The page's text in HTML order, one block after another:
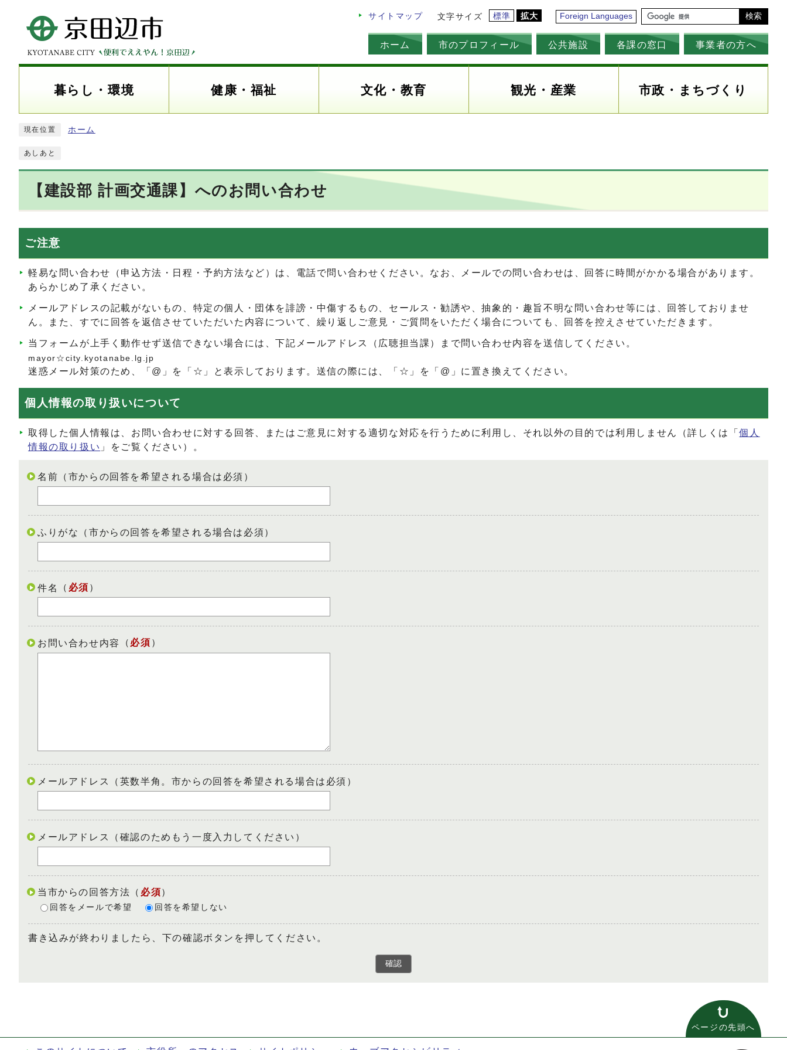
サイトマップ 文字サイズ 標準 拡大 Foreign Languages 検索
ホーム 市のプロフィール 公共施設 各課の窓口 事業者の方へ
暮らし・環境 健康・福祉 文化・教育 観光・産業 市政・まちづくり
現在位置 ホーム
あしあと
【建設部 計画交通課】へのお問い合わせ
ご注意
軽易な問い合わせ（申込方法・日程・予約方法など）は、電話で問い合わせください。なお、メールでの問い合わせは、回答に時間がかかる場合があります。
あらかじめ了承ください。
メールアドレスの記載がないもの、特定の個人・団体を誹謗・中傷するもの、セールス・勧誘や、抽象的・趣旨不明な問い合わせ等には、回答しておりませ
ん。また、すでに回答を返信させていただいた内容について、繰り返しご意見・ご質問をいただく場合についても、回答を控えさせていただきます。
当フォームが上手く動作せず送信できない場合には、下記メールアドレス（広聴担当課）まで問い合わせ内容を送信してください。
mayor☆city.kyotanabe.lg.jp
迷惑メール対策のため、「@」を「☆」と表示しております。送信の際には、「☆」を「@」に置き換えてください。
個人情報の取り扱いについて
取得した個人情報は、お問い合わせに対する回答、またはご意見に対する適切な対応を行うために利用し、それ以外の目的では利用しません（詳しくは「個人
情報の取り扱い 」をご覧ください）。
名前（市からの回答を希望される場合は必須）
ふりがな（市からの回答を希望される場合は必須）
件名 （ 必須 ）
お問い合わせ内容 （ 必須 ）
メールアドレス（英数半角。市からの回答を希望される場合は必須）
メールアドレス（確認のためもう一度入力してください）
当市からの回答方法 （ 必須）
回答をメールで希望 回答を希望しない
書き込みが終わりましたら、下の確認ボタンを押してください。
確認
ページの先頭へ